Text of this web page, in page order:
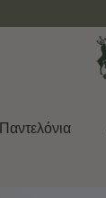
Παντελόνια